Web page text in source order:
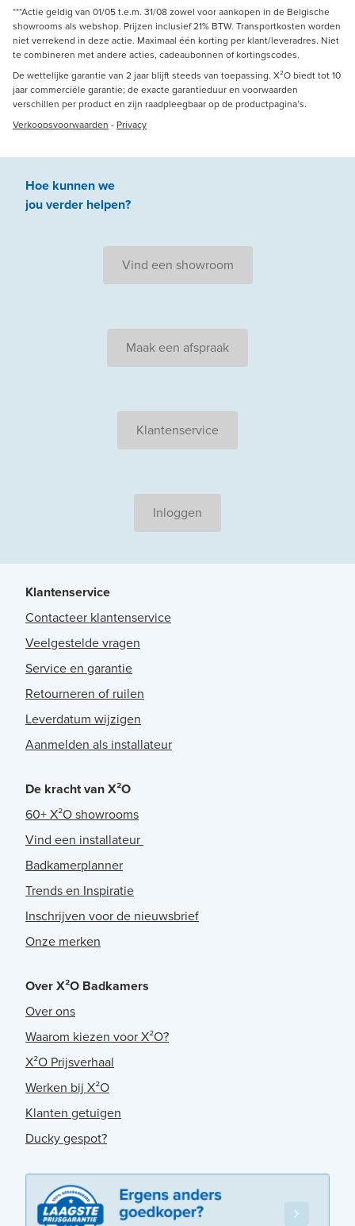
***Actie geldig van 01/05 t.e.m. 31/08 zowel voor aankopen in de Belgische
showrooms als webshop. Prijzen inclusief 21% BTW. Transportkosten worden
niet verrekend in deze actie. Maximaal één korting per klant/leveradres. Niet
te combineren met andere acties, cadeaubonnen of kortingscodes.
De wettelijke garantie van 2 jaar blijft steeds van toepassing. X²O biedt tot 10
jaar commerciële garantie; de exacte garantieduur en voorwaarden
verschillen per product en zijn raadpleegbaar op de productpagina’s.
Verkoopsvoorwaarden - Privacy
Hoe kunnen we
jouverder helpen?
Vind een showroom
Maak een afspraak
Klantenservice
Inloggen
Klantenservice
Contacteer klantenservice
Veelgestelde vragen
Service en garantie
Retourneren of ruilen
Leverdatum wijzigen
Aanmelden als installateur
De kracht van X²O
60+ X²O showrooms
Vind een installateur
Badkamerplanner
Trends en Inspiratie
Inschrijven voor de nieuwsbrief
Onze merken
Over X²O Badkamers
Over ons
Waarom kiezen voor X²O?
X²O Prijsverhaal
Werken bij X²O
Klanten getuigen
Ducky gespot?